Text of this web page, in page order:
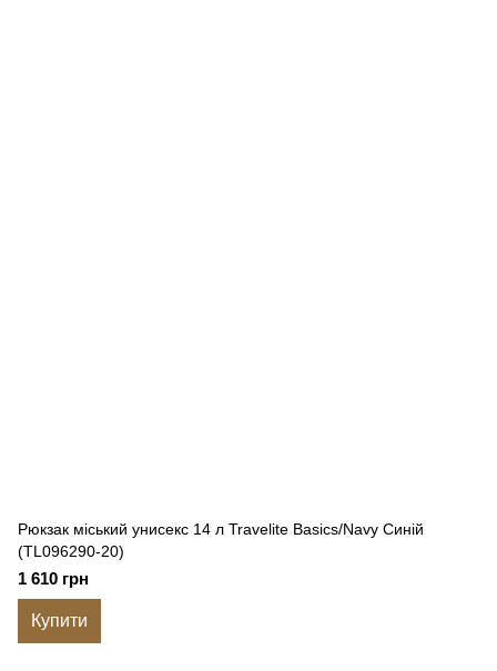
Рюкзак міський унисекс 14 л Travelite Basics/Navy Синій
(TL096290-20)
1 610 грн
Купити